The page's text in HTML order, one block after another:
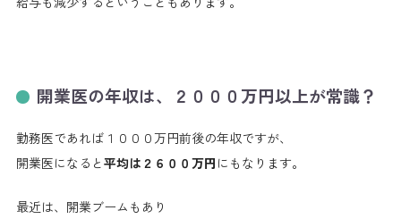
開業医の年収は、２０００万円以上が常識？
勤務医であれば１０００万円前後の年収ですが、
開業医になると 平均は２６００万円 にもなります。
最近は、開業ブームもあり